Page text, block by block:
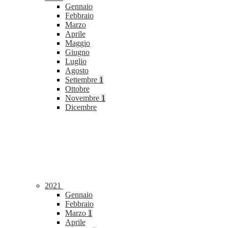
Gennaio
Febbraio
Marzo
Aprile
Maggio
Giugno
Luglio
Agosto
Settembre 1
Ottobre
Novembre 1
Dicembre
2021
Gennaio
Febbraio
Marzo 1
Aprile